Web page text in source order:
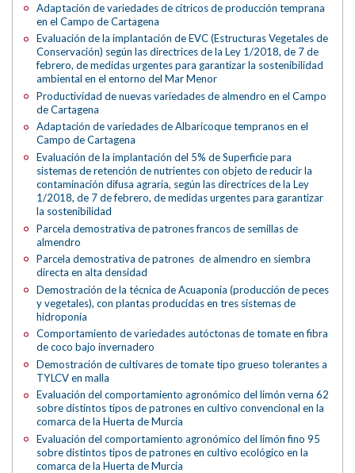
Adaptación de variedades de cítricos de producción temprana
en el Campo de Cartagena
Evaluación de la implantación de EVC (Estructuras Vegetales de
Conservación) según las directrices de la Ley 1/2018, de 7 de
febrero, de medidas urgentes para garantizar la sostenibilidad
ambiental en el entorno del Mar Menor
Productividad de nuevas variedades de almendro en el Campo
de Cartagena
Adaptación de variedades de Albaricoque tempranos en el
Campo de Cartagena
Evaluación de la implantación del 5% de Superficie para
sistemas de retención de nutrientes con objeto de reducir la
contaminación difusa agraria, según las directrices de la Ley
1/2018, de 7 de febrero, de medidas urgentes para garantizar
la sostenibilidad
Parcela demostrativa de patrones francos de semillas de
almendro
Parcela demostrativa de patrones de almendro en siembra
directa en alta densidad
Demostración de la técnica de Acuaponia (producción de peces
y vegetales), con plantas producidas en tres sistemas de
hidroponía
Comportamiento de variedades autóctonas de tomate en fibra
de coco bajo invernadero
Demostración de cultivares de tomate tipo grueso tolerantes a
TYLCV en malla
Evaluación del comportamiento agronómico del limón verna 62
sobre distintos tipos de patrones en cultivo convencional en la
comarca de la Huerta de Murcia
Evaluación del comportamiento agronómico del limón fino 95
sobre distintos tipos de patrones en cultivo ecológico en la
comarca de la Huerta de Murcia